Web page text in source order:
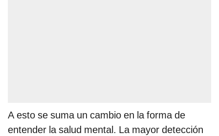
A esto se suma un cambio en la forma de
entender la salud mental. La mayor detección